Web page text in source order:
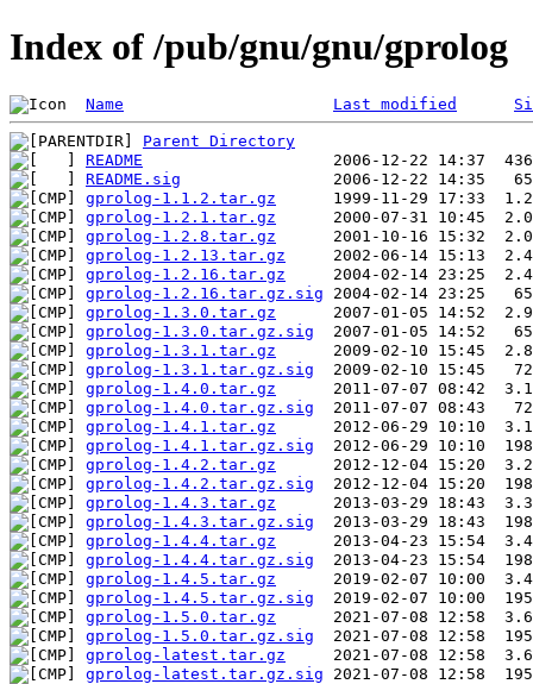
Index of /pub/gnu/gnu/gprolog
Name Last modified
Parent Directory
README
README.sig
gprolog-1.1.2.tar.gz
gprolog-1.2.1.tar.gz
gprolog-1.2.8.tar.gz
gprolog-1.2.13.tar.gz
gprolog-1.2.16.tar.gz
gprolog-1.2.16.tar.gz.sig
gprolog-1.3.0.tar.gz
gprolog-1.3.0.tar.gz.sig
gprolog-1.3.1.tar.gz
gprolog-1.3.1.tar.gz.sig
gprolog-1.4.0.tar.gz
gprolog-1.4.0.tar.gz.sig
gprolog-1.4.1.tar.gz
gprolog-1.4.1.tar.gz.sig
gprolog-1.4.2.tar.gz
gprolog-1.4.2.tar.gz.sig
gprolog-1.4.3.tar.gz
gprolog-1.4.3.tar.gz.sig
gprolog-1.4.4.tar.gz
gprolog-1.4.4.tar.gz.sig
gprolog-1.4.5.tar.gz
gprolog-1.4.5.tar.gz.sig
gprolog-1.5.0.tar.gz
gprolog-1.5.0.tar.gz.sig
gprolog-latest.tar.gz
gprolog-latest.tar.gz.sig